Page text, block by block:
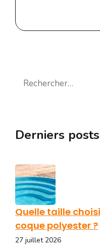
Rechercher :
Derniers posts
Quelle taille
coque polyester ?
27 juillet 2026